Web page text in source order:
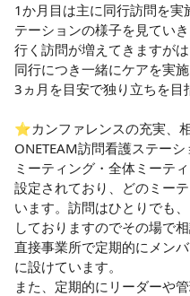
1か月目は主に同行訪問を実
テーションの様子を見てい
行く訪問が増えてきますが
同行につき一緒にケアを実施
3ヵ月を目安で独り立ちを目
⭐︎カンファレンスの充実、
ONETEAM訪問看護ステー
ミーティング・全体ミーテ
設定されており、どのミー
います。訪問はひとりでも
しておりますのでその場で
直接事業所で定期的にメン
に設けています。
また、定期的にリーダーや